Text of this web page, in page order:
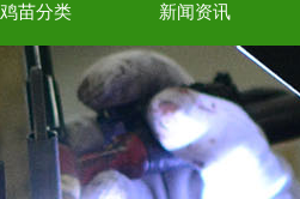
鸡苗分类 新闻资讯